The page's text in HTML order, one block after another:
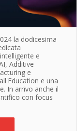
la dodicesima
e
Additive
e
e una
In arrivo anche il
con focus